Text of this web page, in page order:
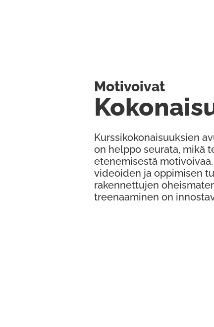
Kurssikokonaisuuksien
on helppo seurata, mikä
etenemisestä
videoiden ja oppimisen
rakennettujen
treenaaminen on
Motivoivat